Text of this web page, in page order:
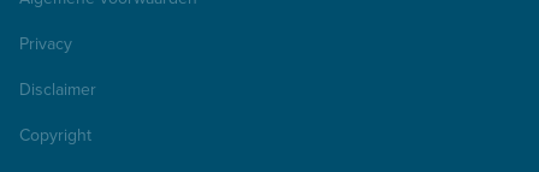
Privacy
Disclaimer
Copyright